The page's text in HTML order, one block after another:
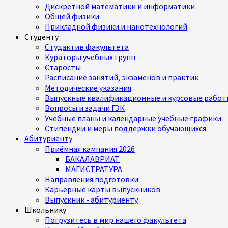
Дискретной математики и информатики
Общей физики
Прикладной физики и нанотехнологий
Студенту
Студактив факультета
Кураторы учебных групп
Старосты
Расписание занятий, экзаменов и практик
Методические указания
Выпускные квалификационные и курсовые
Вопросы и задачи ГЭК
Учебные планы и календарные учебные графики
Стипендии и меры поддержки обучающихся
Абитуриенту
Приёмная кампания 2026
БАКАЛАВРИАТ
МАГИСТРАТУРА
Направления подготовки
Карьерные карты выпускников
Выпускник - абитуриенту
Школьнику
Погрузитесь в мир нашего факультета